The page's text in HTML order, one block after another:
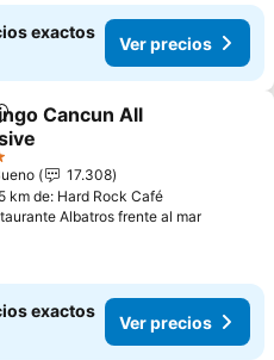
exactos
Ver precios
a favoritos
Cancun All
17.308
km de: Hard Rock Café
Albatros frente al mar
exactos
Ver precios